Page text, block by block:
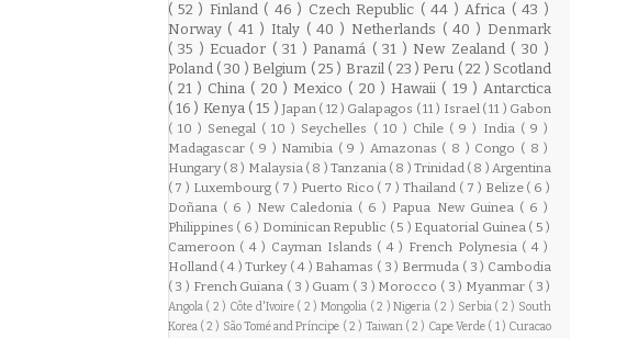
( 52 ) Finland ( 46 ) Czech Republic ( 44 )Africa ( 43 )
Norway ( 41 ) Italy ( 40 ) Netherlands ( 40 ) Denmark
( 35 ) Ecuador ( 31 ) Panamá ( 31 ) New Zealand ( 30 )
Poland ( 30 ) Belgium ( 25 ) Brazil ( 23 ) Peru ( 22 ) Scotland
( 21 ) China ( 20 ) Mexico ( 20 ) Hawaii ( 19 )Antarctica
( 16 ) Kenya ( 15 ) Japan ( 12 ) Galapagos ( 11 ) Israel ( 11 ) Gabon
( 10 ) Senegal ( 10 ) Seychelles ( 10 ) Chile ( 9 ) India ( 9 )
Madagascar ( 9 ) Namibia ( 9 ) Amazonas ( 8 ) Congo ( 8 )
Hungary ( 8 ) Malaysia ( 8 ) Tanzania ( 8 ) Trinidad ( 8 )Argentina
( 7 ) Luxembourg ( 7 ) Puerto Rico ( 7 )Thailand ( 7 ) Belize ( 6 )
Doñana ( 6 ) New Caledonia ( 6 ) Papua New Guinea ( 6 )
Philippines ( 6 ) Dominican Republic ( 5 ) Equatorial Guinea ( 5 )
Cameroon ( 4 ) Cayman Islands ( 4 ) French Polynesia ( 4 )
Holland ( 4 )Turkey ( 4 ) Bahamas ( 3 ) Bermuda ( 3 ) Cambodia
( 3 ) French Guiana ( 3 ) Guam ( 3 ) Morocco ( 3 ) Myanmar ( 3 )
Angola ( 2 ) Côte d'Ivoire ( 2 ) Mongolia ( 2 )Nigeria ( 2 ) Serbia ( 2 ) South
Korea ( 2 ) São Tomé and Príncipe ( 2 ) Taiwan ( 2 ) Cape Verde ( 1 ) Curacao